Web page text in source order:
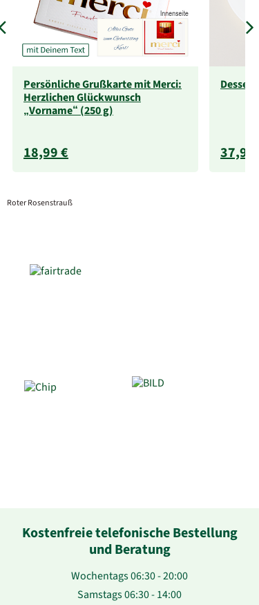
Persönliche Grußkarte mit Merci:
Herzlichen Glückwunsch
„Vorname“ (250 g)
18,99 € 37,99 €
Roter Rosenstrauß
Kostenfreie telefonische Bestellung
und Beratung
Wochentags 06:30 - 20:00
Samstags 06:30 - 14:00